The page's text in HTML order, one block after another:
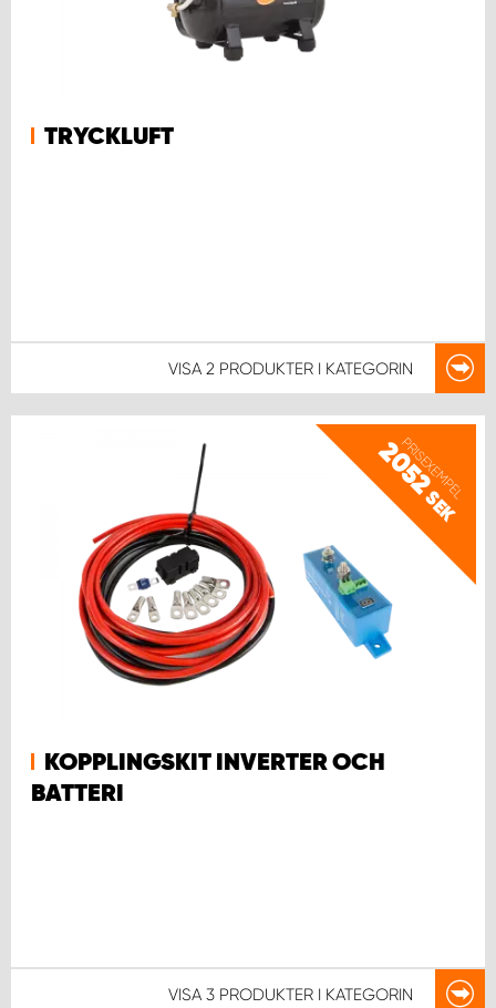
TRYCKLUFT
VISA 2 PRODUKTER I KATEGORIN
PRISEXEMPEL
2052
SEK
KOPPLINGSKIT INVERTER OCH
BATTERI
VISA 3 PRODUKTER I KATEGORIN